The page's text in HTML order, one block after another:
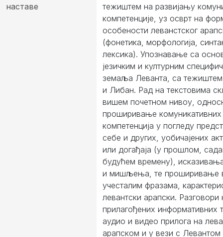
наставе
тежиштем на развијању
компетенције, уз осврт на
особености леванстског
(фонетика, морфологија,
лексика). Упознавање са
језичким и културним
земаља Леванта, са тежиштем
и Либан. Рад на текстовима
вишем почетном нивоу,
проширивање комуникативних
компетенција у погледу
себе и других, уобичајених
или догађаја (у прошлом,
будућем времену),
и мишљења, те проширивање
учесталим фразама,
левантски арапски.
прилагођених информативних
аудио и видео прилога на
арапском и у вези с Левантом